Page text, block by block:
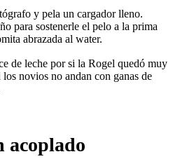
y pela un cargador lleno.
para sostenerle el pelo a la prima
abrazada al water.
de leche por si la Rogel quedó muy
novios no andan con ganas de
acoplado